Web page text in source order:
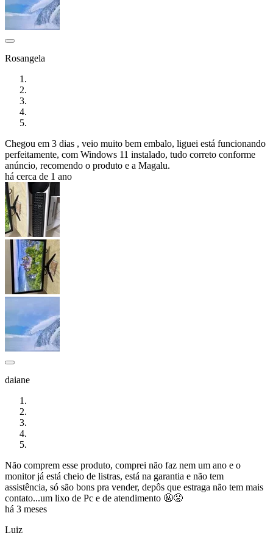
Rosangela
Chegou em 3 dias , veio muito bem embalo, liguei está funcionando
perfeitamente, com Windows 11 instalado, tudo correto conforme
anúncio, recomendo o produto e a Magalu.
há cerca de 1 ano
daiane
Não comprem esse produto, comprei não faz nem um ano e o
monitor já está cheio de listras, está na garantia e não tem
assistência, só são bons pra vender, depôs que estraga não tem mais
contato...um lixo de Pc e de atendimento 🤬😡
há 3 meses
Luiz